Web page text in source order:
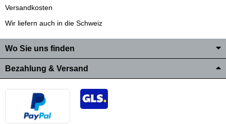
Versandkosten
Wir liefern auch in die Schweiz
Wo Sie uns finden
Bezahlung & Versand